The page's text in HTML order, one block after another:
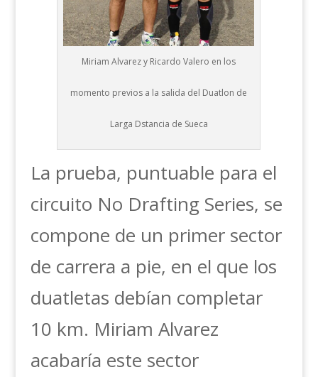
Miriam Alvarez y Ricardo Valero en los
momento previos a la salida del Duatlon de
Larga Dstancia de Sueca
La prueba, puntuable para el
circuito No Drafting Series, se
compone de un primer sector
de carrera a pie, en el que los
duatletas debían completar
10 km. Miriam Alvarez
acabaría este sector